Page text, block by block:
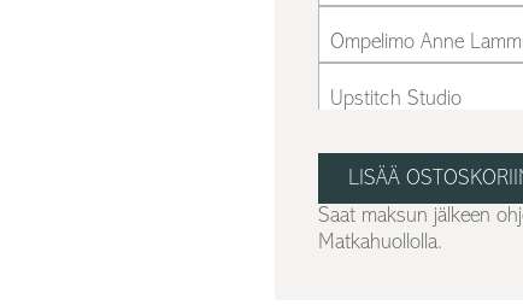
Ompelimo Anne
Upstitch Studio
Ompelimo Helka
RESTYLE
Saat maksun jälkeen
Matkahuollolla.